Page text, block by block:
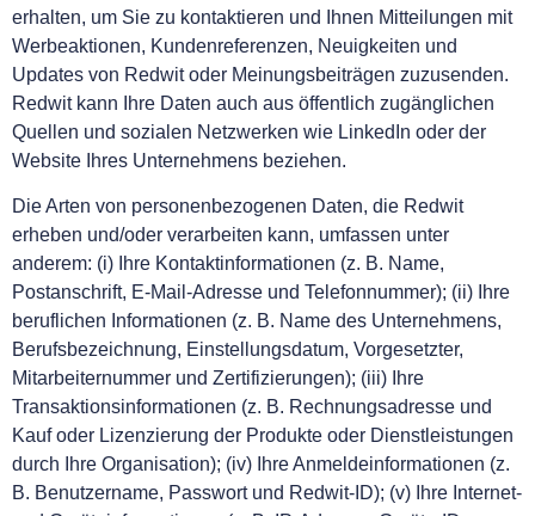
erhalten, um Sie zu kontaktieren und Ihnen Mitteilungen mit
Werbeaktionen, Kundenreferenzen, Neuigkeiten und
Updates von Redwit oder Meinungsbeiträgen zuzusenden.
Redwit kann Ihre Daten auch aus öffentlich zugänglichen
Quellen und sozialen Netzwerken wie LinkedIn oder der
Website Ihres Unternehmens beziehen.
Die Arten von personenbezogenen Daten, die Redwit
erheben und/oder verarbeiten kann, umfassen unter
anderem: (i) Ihre Kontaktinformationen (z. B. Name,
Postanschrift, E-Mail-Adresse und Telefonnummer); (ii) Ihre
beruflichen Informationen (z. B. Name des Unternehmens,
Berufsbezeichnung, Einstellungsdatum, Vorgesetzter,
Mitarbeiternummer und Zertifizierungen); (iii) Ihre
Transaktionsinformationen (z. B. Rechnungsadresse und
Kauf oder Lizenzierung der Produkte oder Dienstleistungen
durch Ihre Organisation); (iv) Ihre Anmeldeinformationen (z.
B. Benutzername, Passwort und Redwit-ID); (v) Ihre Internet-